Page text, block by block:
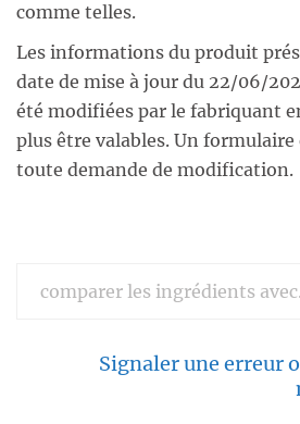
comme telles.
Les informations du produit
date de mise à jour du 22/06/
été modifiées par le fabriquant
plus être valables. Un
toute demande de modification.
Signaler une erreur